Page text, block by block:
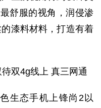
舒服的视角，润侵渗
漆料材料，打造有着
生态手机上锋尚2以